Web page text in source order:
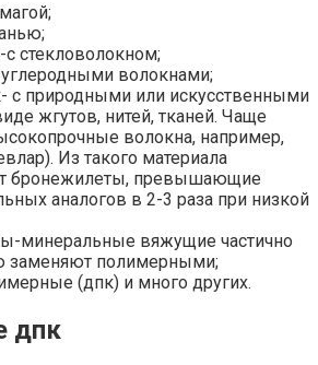
с стекловолокном;
углеродными волокнами;
с природными или искусственными
жгутов, нитей, тканей. Чаще
волокна, например,
Из такого материала
бронежилеты, превышающие
аналогов в 2-3 раза при низкой
минеральные вяжущие частично
заменяют полимерными;
(дпк) и много других.
дпк